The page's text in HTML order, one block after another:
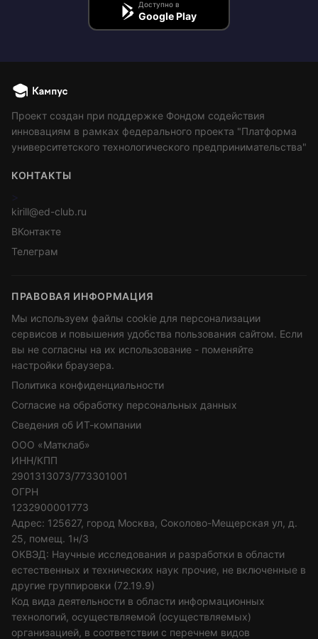
Доступно в
Google Play
Проект создан при поддержке Фондом содействия
инновациям в рамках федерального проекта "Платформа
университетского технологического предпринимательства"
КОНТАКТЫ
>
kirill@ed-club.ru
ВКонтакте
Телеграм
ПРАВОВАЯ ИНФОРМАЦИЯ
Мы используем файлы cookie для персонализации
сервисов и повышения удобства пользования сайтом. Если
вы не согласны на их использование - поменяйте
настройки браузера.
Политика конфиденциальности
Согласие на обработку персональных данных
Сведения об ИТ-компании
ООО «Матклаб»
ИНН/КПП
2901313073/773301001
ОГРН
1232900001773
Адрес: 125627, город Москва, Соколово-Мещерская ул, д.
25, помещ. 1н/3
ОКВЭД: Научные исследования и разработки в области
естественных и технических наук прочие, не включенные в
другие группировки (72.19.9)
Код вида деятельности в области информационных
технологий, осуществляемой (осуществляемых)
организацией, в соответствии с перечнем видов